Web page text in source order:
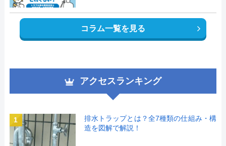
コラム一覧を見る
アクセスランキング
1
排水トラップとは？全7種類の仕組み・構
造を図解で解説！